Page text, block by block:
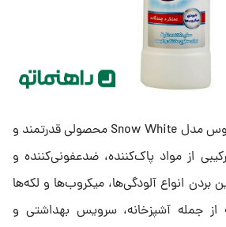
سفیدکننده غلیظ دامستوس مدل Snow White محصولی قدرتمند و
از مواد پاک‌کننده، ضدعفونی‌کننده و
بردن انواع آلودگی‌ها، میکروب‌ها و لکه‌ها
جمله آشپزخانه، سرویس بهداشتی و